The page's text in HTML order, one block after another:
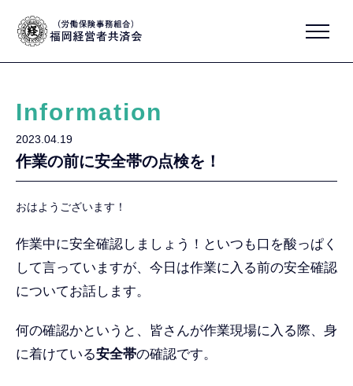
Information
2023.04.19
作業の前に安全帯の点検を！
おはようございます！
作業中に安全確認しましょう！といつも口を酸っぱく
して言っていますが、今日は作業に入る前の安全確認
についてお話します。
何の確認かというと、皆さんが作業現場に入る際、身
に着けている安全帯の確認です。